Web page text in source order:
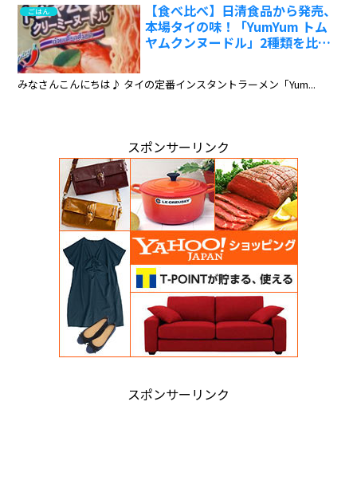
ごはん
【食べ比べ】日清食品から発売、
本場タイの味！「YumYum トム
ヤムクンヌードル」2種類を比較
料理人の試食レポ
みなさんこんにちは♪ タイの定番インスタントラーメン「Yum...
スポンサーリンク
スポンサーリンク